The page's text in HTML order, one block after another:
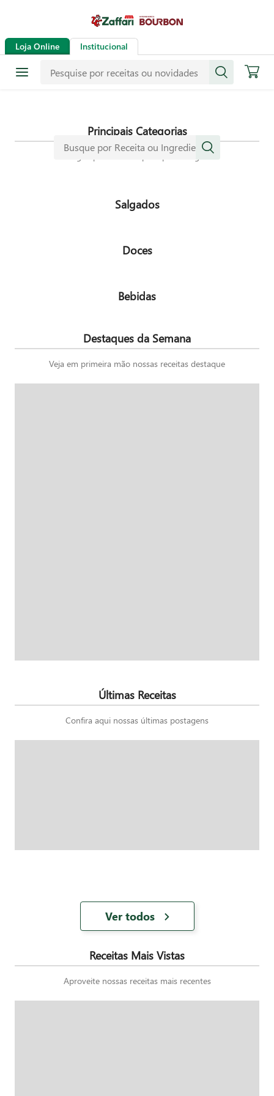
Loja Online Institucional
Receitas
Mais de mil receitas
Principais Categorias
Navegue pelas nossas principais categorias
Salgados
Doces
Bebidas
Destaques da Semana
Veja em primeira mão nossas receitas destaque
Últimas Receitas
Confira aqui nossas últimas postagens
Ver todos
Receitas Mais Vistas
Aproveite nossas receitas mais recentes